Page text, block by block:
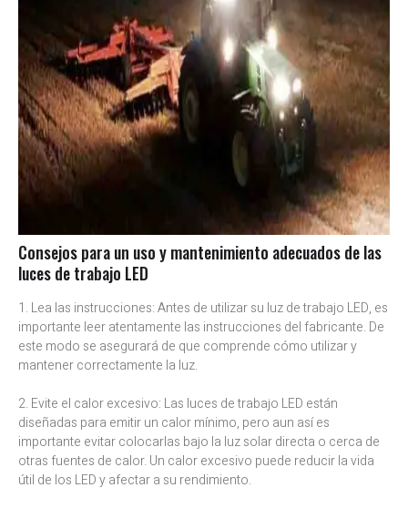
Consejos para un uso y mantenimiento adecuados de las
luces de trabajo LED
1. Lea las instrucciones: Antes de utilizar su luz de trabajo LED, es
importante leer atentamente las instrucciones del fabricante. De
este modo se asegurará de que comprende cómo utilizar y
mantener correctamente la luz.
2. Evite el calor excesivo: Las luces de trabajo LED están
diseñadas para emitir un calor mínimo, pero aun así es
importante evitar colocarlas bajo la luz solar directa o cerca de
otras fuentes de calor. Un calor excesivo puede reducir la vida
útil de los LED y afectar a su rendimiento.